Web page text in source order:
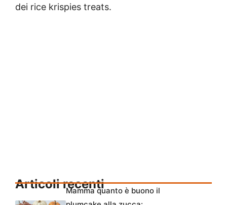
dei rice krispies treats.
Articoli recentiMamma quanto è buono il